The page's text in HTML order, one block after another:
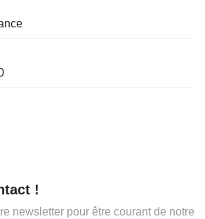
!
newsletter pour être courant de notre